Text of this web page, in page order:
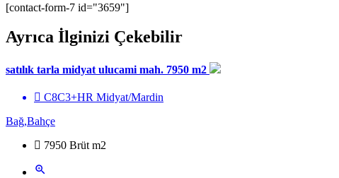
[contact-form-7 id="3659"]
Ayrıca İlginizi Çekebilir
satılık tarla midyat ulucami mah. 7950 m2
C8C3+HR Midyat/Mardin
Bağ,Bahçe
7950 Brüt m2